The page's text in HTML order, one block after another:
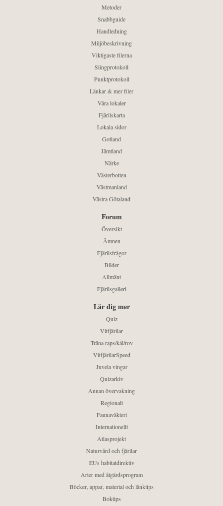
Metoder
Snabbguide
Handledning
Miljöbeskrivning
Viktigaste filerna
Slingprotokoll
Punktprotokoll
Länkar & mer filer
Våra lokaler
Fjärilskarta
Lokala sidor
Gotland
Jämtland
Närke
Västerbotten
Västmanland
Västra Götaland
Forum
Översikt
Ämnen
Fjärilsfrågor
Bilder
Allmänt
Fjärilsgalleri
Lär dig mer
Quiz
Vitfjärilar
Träna raps/kål/rov
VitfjärilarSpeed
Juvela vingar
Quizarkiv
Annan övervakning
Regionalt
Faunaväkteri
Internationellt
Atlasprojekt
Naturvård och fjärilar
EUs habitatdirektiv
Arter med åtgärdsprogram
Böcker, appar, material och länktips
Boktips